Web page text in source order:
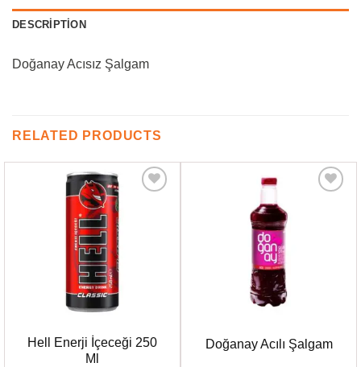
DESCRIPTION
Doğanay Acısız Şalgam
RELATED PRODUCTS
Hell Enerji İçeceği 250
Ml
Doğanay Acılı Şalgam